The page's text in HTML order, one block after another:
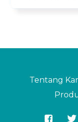
Tentang